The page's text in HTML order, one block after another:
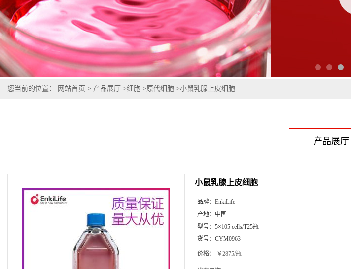
您当前的位置： 网站首页 > 产品展厅 >细胞 >原代细胞 >小鼠乳腺上皮细胞
产品展厅
小鼠乳腺上皮细胞
品牌： EnkiLife
产地： 中国
型号： 5×105 cells/T25瓶
货号： CYM0963
价格： ￥2875/瓶